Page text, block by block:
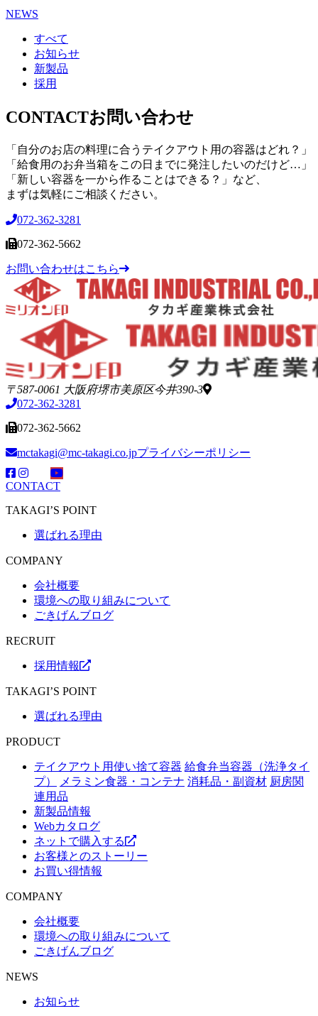
NEWS
すべて
お知らせ
新製品
採用
CONTACTお問い合わせ
「自分のお店の料理に合うテイクアウト用の容器はどれ？」
「給食用のお弁当箱をこの日までに発注したいのだけど…」
「新しい容器を一から作ることはできる？」など、
まずは気軽にご相談ください。
072-362-3281
072-362-5662
お問い合わせはこちら
〒587-0061 大阪府堺市美原区今井390-3
072-362-3281
072-362-5662
mctakagi@mc-takagi.co.jpプライバシーポリシー
CONTACT
TAKAGI’S POINT
選ばれる理由
COMPANY
会社概要
環境への取り組みについて
ごきげんブログ
RECRUIT
採用情報
TAKAGI’S POINT
選ばれる理由
PRODUCT
テイクアウト用使い捨て容器 給食弁当容器（洗浄タイ
プ）
メラミン食器・コンテナ 消耗品・副資材 厨房関
連用品
新製品情報
Webカタログ
ネットで購入する
お客様とのストーリー
お買い得情報
COMPANY
会社概要
環境への取り組みについて
ごきげんブログ
NEWS
お知らせ